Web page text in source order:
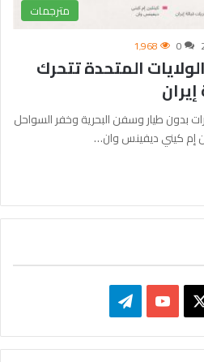
مترجمات
0 1٬968
المتحدة تتحرك
بدون طيار وسفن البحرية وخفر السواحل
إم كيني ديفينس وان…
X
Y
ي